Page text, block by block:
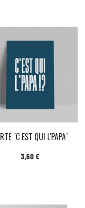
"C EST QUI L'PAPA"
Prix
3,60 €